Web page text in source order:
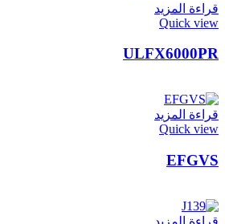
قراءة المزيد
Quick view
ULFX6000PR
قراءة المزيد
Quick view
EFGVS
قراءة المزيد